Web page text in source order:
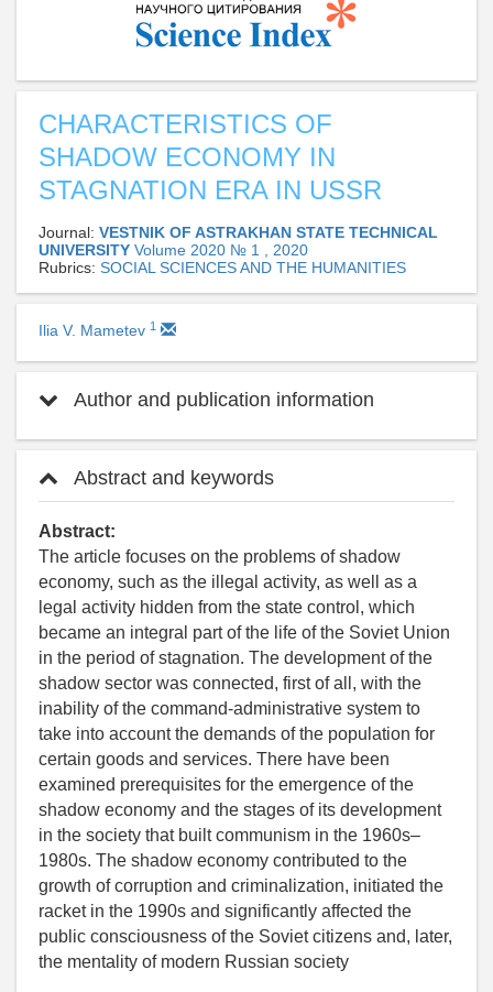
CHARACTERISTICS OF
SHADOW ECONOMY IN
STAGNATION ERA IN USSR
Journal: VESTNIK OF ASTRAKHAN STATE TECHNICAL
UNIVERSITY Volume 2020 № 1 , 2020
Rubrics: SOCIAL SCIENCES AND THE HUMANITIES
Ilia V. Mametev 1
Author and publication information
Abstract and keywords
Abstract:
The article focuses on the problems of shadow
economy, such as the illegal activity, as well as a
legal activity hidden from the state control, which
became an integral part of the life of the Soviet Union
in the period of stagnation. The development of the
shadow sector was connected, first of all, with the
inability of the command-administrative system to
take into account the demands of the population for
certain goods and services. There have been
examined prerequisites for the emergence of the
shadow economy and the stages of its development
in the society that built communism in the 1960s–
1980s. The shadow economy contributed to the
growth of corruption and criminalization, initiated the
racket in the 1990s and significantly affected the
public consciousness of the Soviet citizens and, later,
the mentality of modern Russian society